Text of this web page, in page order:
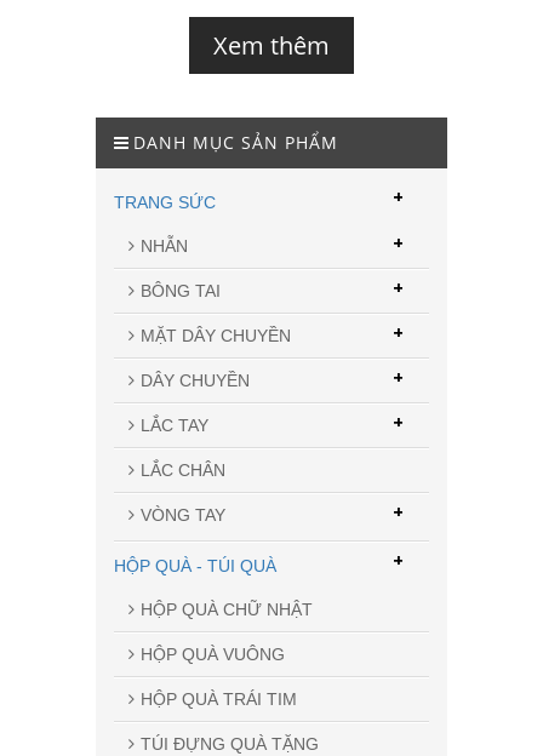
Xem thêm
DANH MỤC SẢN PHẨM
TRANG SỨC
NHẪN +
BÔNG TAI +
MẶT DÂY CHUYỀN +
DÂY CHUYỀN +
LẮC TAY +
LẮC CHÂN
VÒNG TAY +
+
HỘP QUÀ - TÚI QUÀ
HỘP QUÀ CHỮ NHẬT
HỘP QUÀ VUÔNG
HỘP QUÀ TRÁI TIM
TÚI ĐỰNG QUÀ TẶNG
+